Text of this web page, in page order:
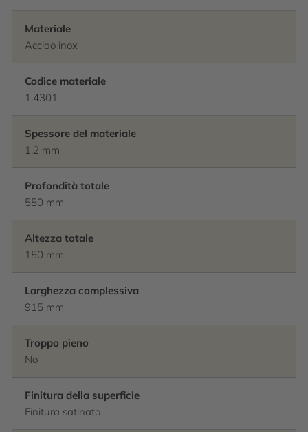
Materiale
Acciao inox
Codice materiale
1.4301
Spessore del materiale
1,2 mm
Profondità totale
550 mm
Altezza totale
150 mm
Larghezza complessiva
915 mm
Troppo pieno
No
Finitura della superficie
Finitura satinata